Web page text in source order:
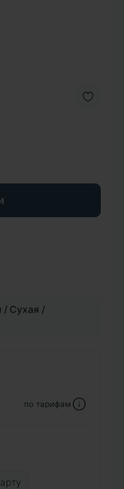
/ Сухая /
по тарифам